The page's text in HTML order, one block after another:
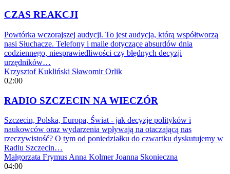
CZAS REAKCJI
Powtórka wczorajszej audycji. To jest audycja, którą współtworzą
nasi Słuchacze. Telefony i maile dotyczące absurdów dnia
codziennego, niesprawiedliwości czy błędnych decyzji
urzędników…
Krzysztof Kukliński Sławomir Orlik
02:00
RADIO SZCZECIN NA WIECZÓR
Szczecin, Polska, Europa, Świat - jak decyzje polityków i
naukowców oraz wydarzenia wpływają na otaczającą nas
rzeczywistość? O tym od poniedziałku do czwartku dyskutujemy w
Radiu Szczecin…
Małgorzata FrymusAnna Kolmer Joanna Skonieczna
04:00